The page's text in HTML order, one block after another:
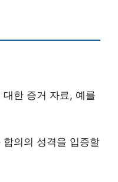
한 증거 자료, 예를
의의 성격을 입증할